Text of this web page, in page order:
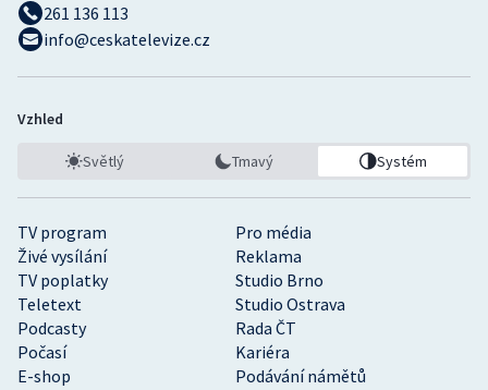
TV program
Pro média
Živé vysílání
Reklama
TV poplatky
Studio Brno
Teletext
Studio Ostrava
Podcasty
Rada ČT
Počasí
Kariéra
E-shop
Podávání námětů
261 136 113
info@ceskatelevize.cz
Vzhled
Světlý Tmavý Systém